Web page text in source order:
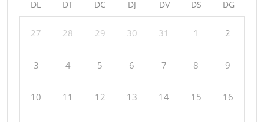
DL DT DC DJ DV DS DG
27 28 29 30 31 1 2
3 4 5 6 7 8 9
10 11 12 13 14 15 16